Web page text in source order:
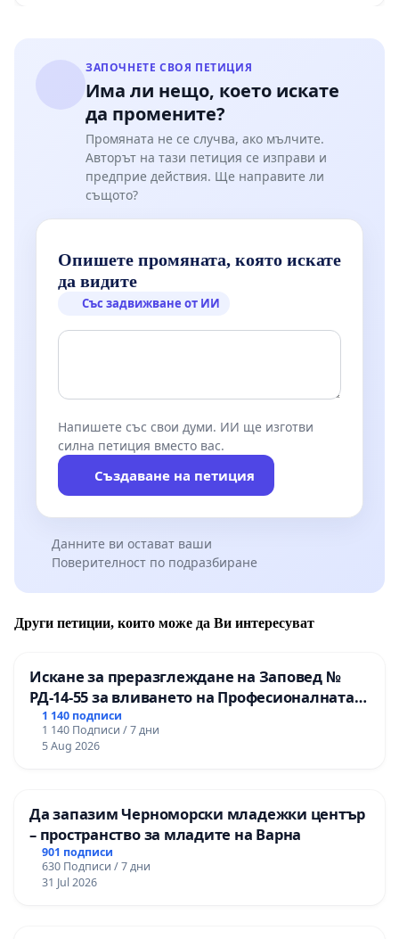
ЗАПОЧНЕТЕ СВОЯ ПЕТИЦИЯ
Има ли нещо, което искате
да промените?
Промяната не се случва, ако мълчите.
Авторът на тази петиция се изправи и
предприе действия. Ще направите ли
същото?
Опишете промяната, която искате
да видите
Със задвижване от ИИ
Напишете със свои думи. ИИ ще изготви
силна петиция вместо вас.
Създаване на петиция
Данните ви остават ваши
Поверителност по подразбиране
Други петиции, които може да Ви интересуват
Искане за преразглеждане на Заповед №
РД-14-55 за вливането на Професионалната
гимназия по промишлени технологии в
Професионалната гимназия по икономика и
мениджмънт – гр. Пазарджик
1 140 подписи
1 140 Подписи / 7 дни
5 Aug 2026
Да запазим Черноморски младежки център
– пространство за младите на Варна
901 подписи
630 Подписи / 7 дни
31 Jul 2026